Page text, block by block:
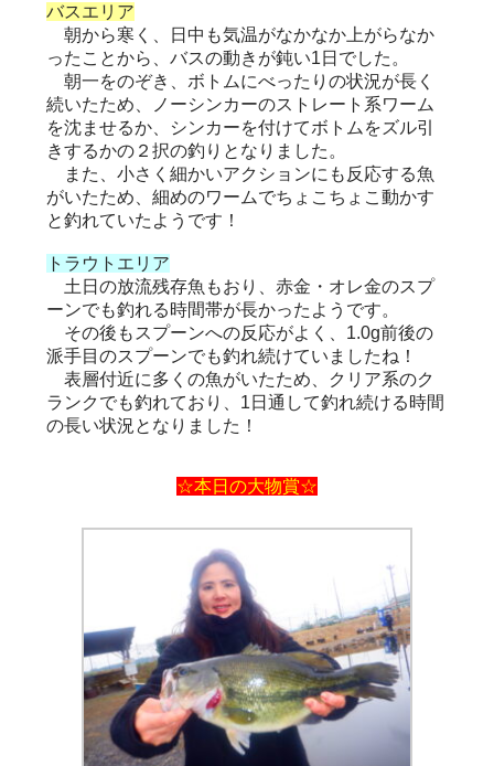
バスエリア
朝から寒く、日中も気温がなかなか上がらなか
ったことから、バスの動きが鈍い1日でした。
朝一をのぞき、ボトムにべったりの状況が長く
続いたため、ノーシンカーのストレート系ワーム
を沈ませるか、シンカーを付けてボトムをズル引
きするかの２択の釣りとなりました。
また、小さく細かいアクションにも反応する魚
がいたため、細めのワームでちょこちょこ動かす
と釣れていたようです！
トラウトエリア
土日の放流残存魚もおり、赤金・オレ金のスプ
ーンでも釣れる時間帯が長かったようです。
その後もスプーンへの反応がよく、1.0g前後の
派手目のスプーンでも釣れ続けていましたね！
表層付近に多くの魚がいたため、クリア系のク
ランクでも釣れており、1日通して釣れ続ける時間
の長い状況となりました！
☆本日の大物賞☆